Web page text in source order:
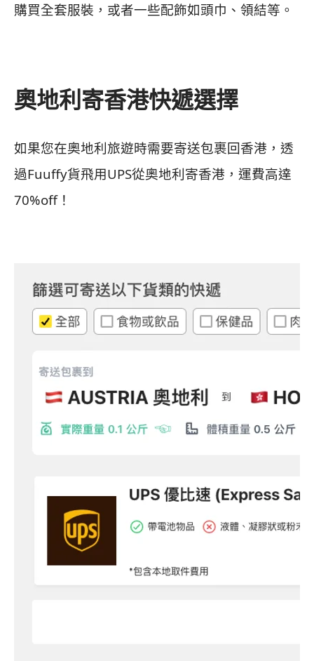
購買全套服裝，或者一些配飾如頭巾、領結等。
奧地利寄香港快遞選擇
如果您在奧地利旅遊時需要寄送包裹回香港，透
過Fuuffy貨飛用UPS從奧地利寄香港，運費高達
70%off！